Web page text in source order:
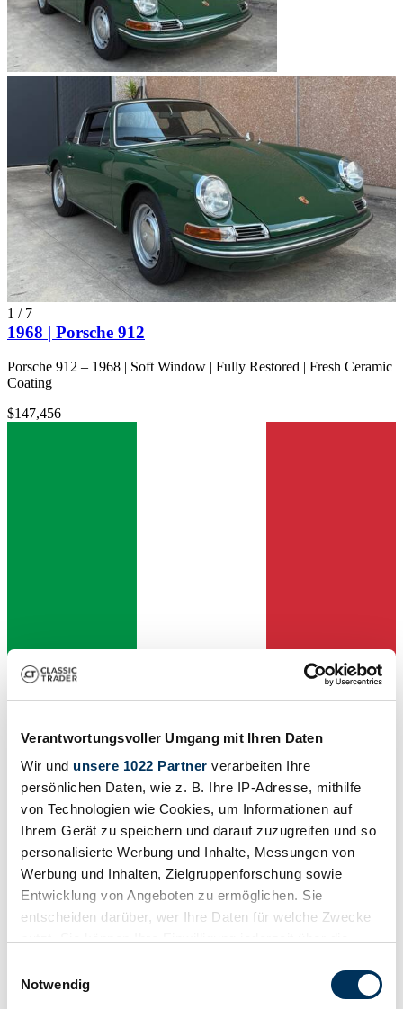
Verantwortungsvoller Umgang mit Ihren Daten
Wir und unsere 1022 Partner verarbeiten Ihre
persönlichen Daten, wie z. B. Ihre IP-Adresse, mithilfe
von Technologien wie Cookies, um Informationen auf
Ihrem Gerät zu speichern und darauf zuzugreifen und so
personalisierte Werbung und Inhalte, Messungen von
Werbung und Inhalten, Zielgruppenforschung sowie
Entwicklung von Angeboten zu ermöglichen. Sie
entscheiden darüber, wer Ihre Daten für welche Zwecke
Trigger Symbol ändern oder widerrufen
Notwendig
1 / 7
1968 | Porsche 912
Porsche 912 – 1968 | Soft Window | Fully Restored | Fresh Ceramic
Coating
$147,456
Body style
Convertible (Targa)
Mileage (read)
37,000 km
Power (kW/hp)
66 / 90